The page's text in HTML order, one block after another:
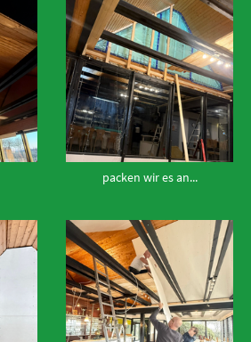
packen wir es an...